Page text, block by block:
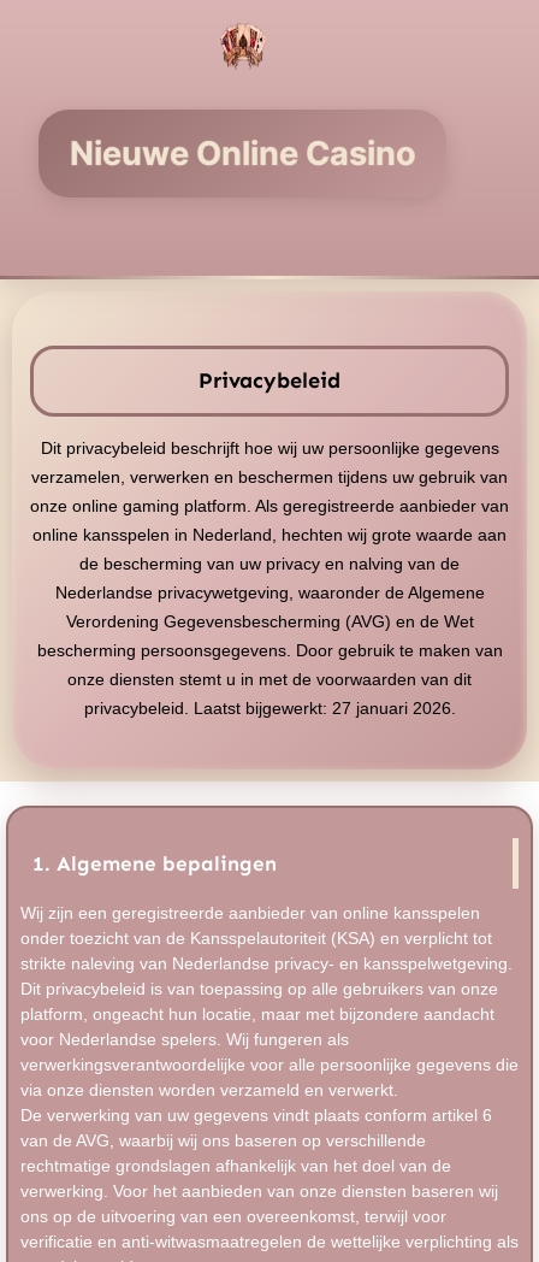
inhoud
Nieuwe Online Casino
Privacybeleid
Dit privacybeleid beschrijft hoe wij uw persoonlijke gegevens
verzamelen, verwerken en beschermen tijdens uw gebruik van
onze online gaming platform. Als geregistreerde aanbieder van
online kansspelen in Nederland, hechten wij grote waarde aan
de bescherming van uw privacy en nalving van de
Nederlandse privacywetgeving, waaronder de Algemene
Verordening Gegevensbescherming (AVG) en de Wet
bescherming persoonsgegevens. Door gebruik te maken van
onze diensten stemt u in met de voorwaarden van dit
privacybeleid. Laatst bijgewerkt: 27 januari 2026.
1. Algemene bepalingen
Wij zijn een geregistreerde aanbieder van online kansspelen
onder toezicht van de Kansspelautoriteit (KSA) en verplicht tot
strikte naleving van Nederlandse privacy- en kansspelwetgeving.
Dit privacybeleid is van toepassing op alle gebruikers van onze
platform, ongeacht hun locatie, maar met bijzondere aandacht
voor Nederlandse spelers. Wij fungeren als
verwerkingsverantwoordelijke voor alle persoonlijke gegevens die
via onze diensten worden verzameld en verwerkt.
De verwerking van uw gegevens vindt plaats conform artikel 6
van de AVG, waarbij wij ons baseren op verschillende
rechtmatige grondslagen afhankelijk van het doel van de
verwerking. Voor het aanbieden van onze diensten baseren wij
ons op de uitvoering van een overeenkomst, terwijl voor
verificatie en anti-witwasmaatregelen de wettelijke verplichting als